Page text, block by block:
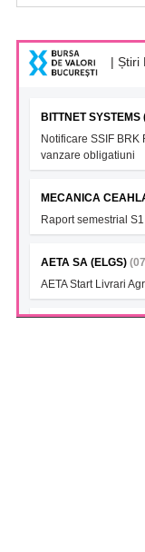
| Știri
BITTNET SYSTEMS
Notificare SSIF
vanzare obligatiuni
MECANICA
Raport semestrial
AETA SA (ELGS)
AETA Start Livrari